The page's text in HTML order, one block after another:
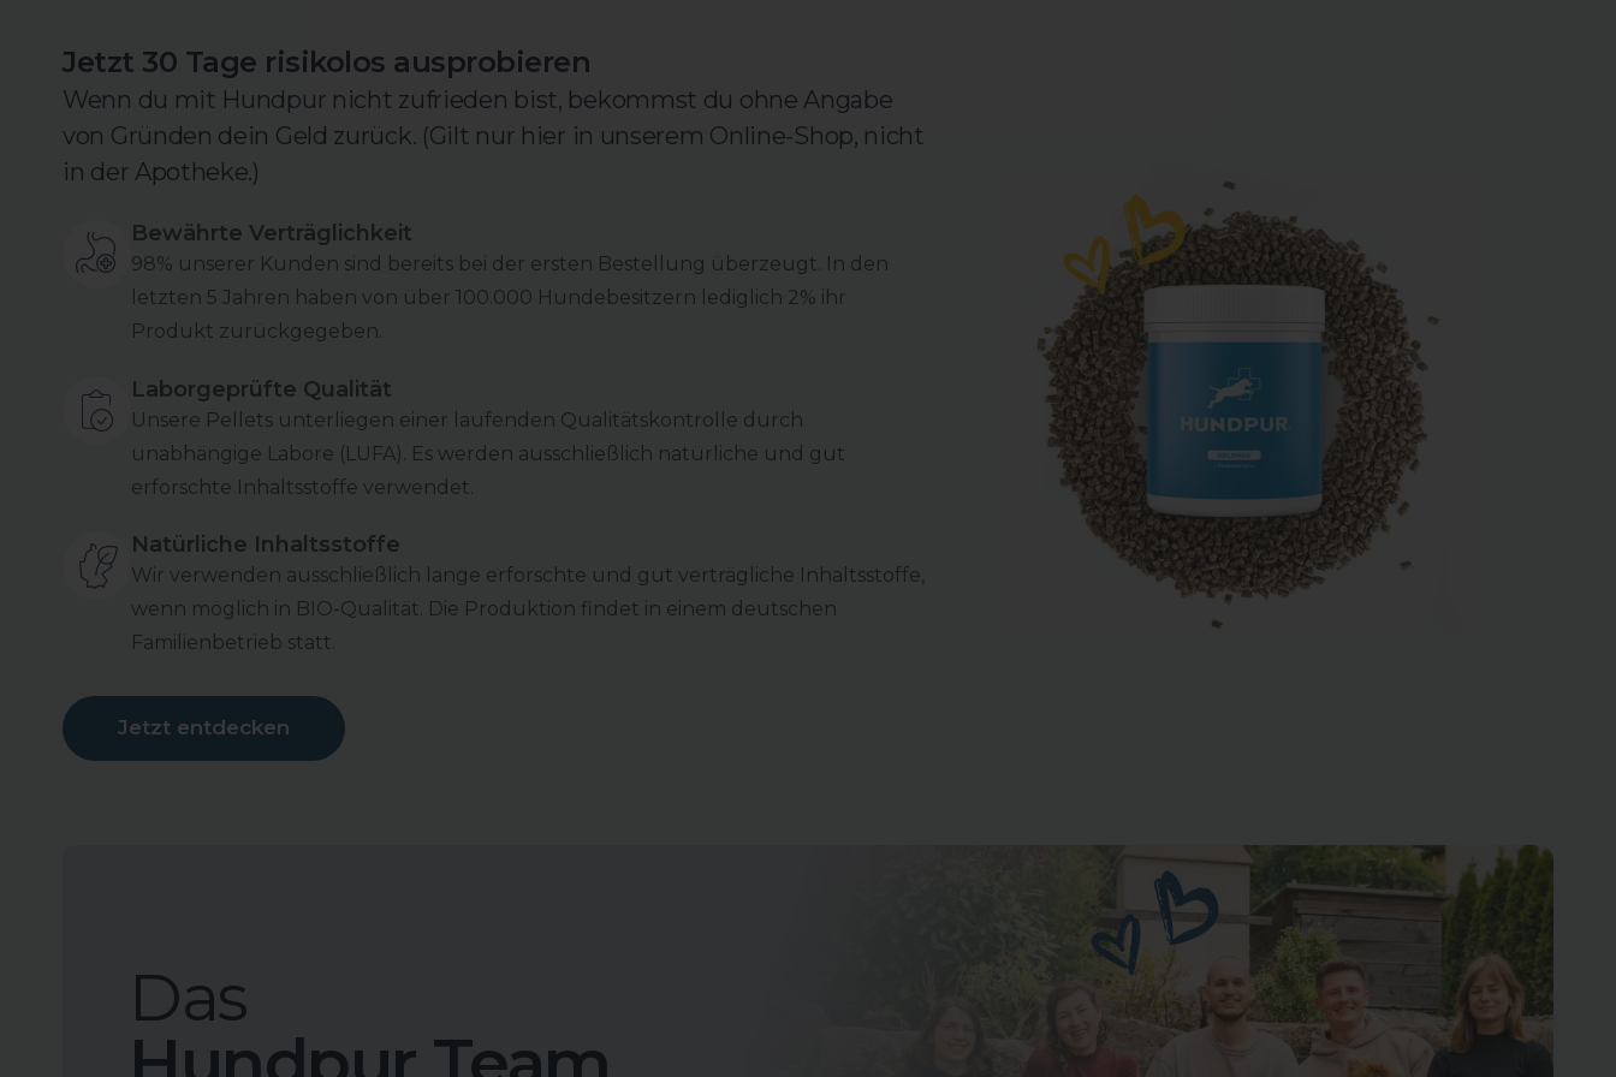
Jetzt 30 Tage risikolos ausprobieren
Wenn du mit Hundpur nicht zufrieden bist, bekommst du ohne Angabe
von Gründen dein Geld zurück. (Gilt nur hier in unserem Online-Shop, nicht
in der Apotheke.)
Bewährte Verträglichkeit
98% unserer Kunden sind bereits bei der ersten Bestellung überzeugt. In den
letzten 5 Jahren haben von über 100.000 Hundebesitzern lediglich 2% ihr
Produkt zurückgegeben.
Laborgeprüfte Qualität
Unsere Pellets unterliegen einer laufenden Qualitätskontrolle durch
unabhängige Labore (LUFA). Es werden ausschließlich natürliche und gut
erforschte Inhaltsstoffe verwendet.
Natürliche Inhaltsstoffe
Wir verwenden ausschließlich lange erforschte und gut verträgliche Inhaltsstoffe,
wenn möglich in BIO-Qualität. Die Produktion findet in einem deutschen
Familienbetrieb statt.
Jetzt entdecken
Das